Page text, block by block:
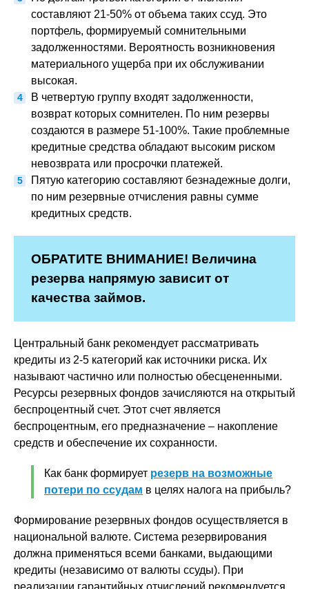
составляют 21-50% от объема таких ссуд. Это
портфель, формируемый сомнительными
задолженностями. Вероятность возникновения
материального ущерба при их обслуживании
высокая.
В четвертую группу входят задолженности,
возврат которых сомнителен. По ним резервы
создаются в размере 51-100%. Такие проблемные
кредитные средства обладают высоким риском
невозврата или просрочки платежей.
Пятую категорию составляют безнадежные долги,
по ним резервные отчисления равны сумме
кредитных средств.
ОБРАТИТЕ ВНИМАНИЕ! Величина
резерва напрямую зависит от
качества займов.
Центральный банк рекомендует рассматривать
кредиты из 2-5 категорий как источники риска. Их
называют частично или полностью обесцененными.
Ресурсы резервных фондов зачисляются на открытый
беспроцентный счет. Этот счет является
беспроцентным, его предназначение – накопление
средств и обеспечение их сохранности.
Как банк формирует резерв на возможные
потери по ссудам в целях налога на прибыль?
Формирование резервных фондов осуществляется в
национальной валюте. Система резервирования
должна применяться всеми банками, выдающими
кредиты (независимо от валюты ссуды). При
реализации гарантийных отчислений рекомендуется